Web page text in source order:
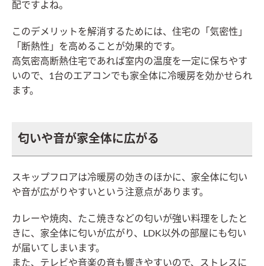
配ですよね。
このデメリットを解消するためには、住宅の「気密性」
「断熱性」を高めることが効果的です。
高気密高断熱住宅であれば室内の温度を一定に保ちやす
いので、1台のエアコンでも家全体に冷暖房を効かせられ
ます。
匂いや音が家全体に広がる
スキップフロアは冷暖房の効きのほかに、家全体に匂い
や音が広がりやすいという注意点があります。
カレーや焼肉、たこ焼きなどの匂いが強い料理をしたと
きに、家全体に匂いが広がり、LDK以外の部屋にも匂い
が届いてしまいます。
また、テレビや音楽の音も響きやすいので、ストレスに